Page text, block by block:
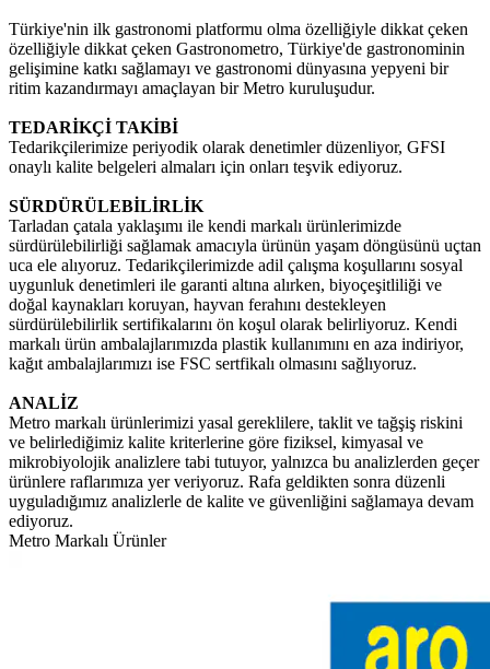
Türkiye'nin ilk gastronomi platformu olma özelliğiyle dikkat çeken
özelliğiyle dikkat çeken Gastronometro, Türkiye'de gastronominin
gelişimine katkı sağlamayı ve gastronomi dünyasına yepyeni bir
ritim kazandırmayı amaçlayan bir Metro kuruluşudur.
TEDARİKÇİ TAKİBİ
Tedarikçilerimize periyodik olarak denetimler düzenliyor, GFSI
onaylı kalite belgeleri almaları için onları teşvik ediyoruz.
SÜRDÜRÜLEBİLİRLİK
Tarladan çatala yaklaşımı ile kendi markalı ürünlerimizde
sürdürülebilirliği sağlamak amacıyla ürünün yaşam döngüsünü uçtan
uca ele alıyoruz. Tedarikçilerimizde adil çalışma koşullarını sosyal
uygunluk denetimleri ile garanti altına alırken, biyoçeşitliliği ve
doğal kaynakları koruyan, hayvan ferahını destekleyen
sürdürülebilirlik sertifikalarını ön koşul olarak belirliyoruz. Kendi
markalı ürün ambalajlarımızda plastik kullanımını en aza indiriyor,
kağıt ambalajlarımızı ise FSC sertfikalı olmasını sağlıyoruz.
ANALİZ
Metro markalı ürünlerimizi yasal gereklilere, taklit ve tağşiş riskini
ve belirlediğimiz kalite kriterlerine göre fiziksel, kimyasal ve
mikrobiyolojik analizlere tabi tutuyor, yalnızca bu analizlerden geçer
ürünlere raflarımıza yer veriyoruz. Rafa geldikten sonra düzenli
uyguladığımız analizlerle de kalite ve güvenliğini sağlamaya devam
ediyoruz.
Metro Markalı Ürünler